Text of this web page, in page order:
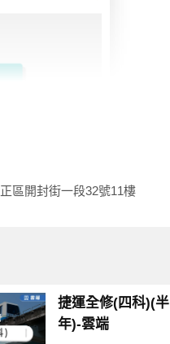
區開封街一段32號11樓
捷運全修(四科)(半
年)-雲端